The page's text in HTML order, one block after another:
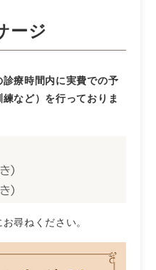
ージ
療時間内に実費での予
など）を行っておりま
尋ねください。